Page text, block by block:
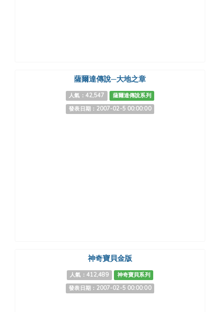
薩爾達傳說─大地之章
人氣：42,547
薩爾達傳說系列
發表日期：2007-02-5 00:00:00
神奇寶貝金版
人氣：412,489
神奇寶貝系列
發表日期：2007-02-5 00:00:00